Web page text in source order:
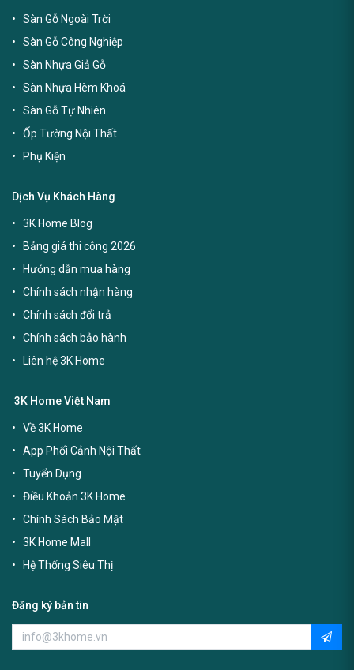
Sàn Gỗ Ngoài Trời
Sàn Gỗ Công Nghiệp
Sàn Nhựa Giả Gỗ
Sàn Nhựa Hèm Khoá
Sàn Gỗ Tự Nhiên
Ốp Tường Nội Thất
Phụ Kiện
Dịch Vụ Khách Hàng
3K Home Blog
Bảng giá thi công 2026
Hướng dẫn mua hàng
Chính sách nhận hàng
Chính sách đổi trả
Chính sách bảo hành
Liên hệ 3K Home
3K Home Việt Nam
Về 3K Home
App Phối Cảnh Nội Thất
Tuyển Dụng
Điều Khoản 3K Home
Chính Sách Bảo Mật
3K Home Mall
Hệ Thống Siêu Thị
Đăng ký bản tin